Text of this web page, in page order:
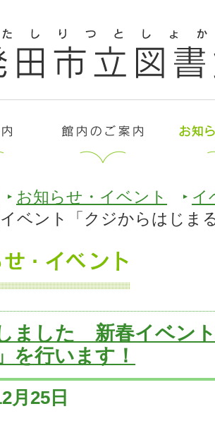
お知らせ・イベント
イ
ベント「クジからはじま
ました 新春イベン
を行います！
月25日